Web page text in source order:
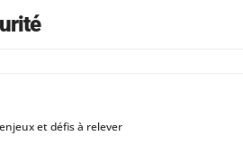
et défis à relever